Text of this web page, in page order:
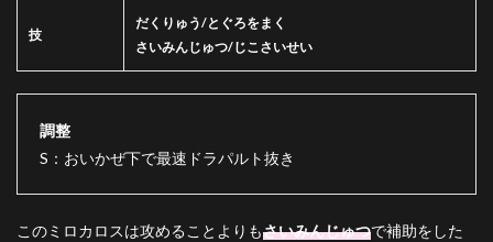
技
だくりゅう/とぐろをまく
さいみんじゅつ/じこさいせい
調整
S：おいかぜ下で最速ドラパルト抜き
このミロカロスは攻めることよりもさいみんじゅつで補助をした